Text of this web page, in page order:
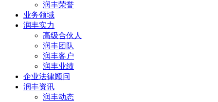
润丰荣誉
业务领域
润丰实力
高级合伙人
润丰团队
润丰客户
润丰业绩
企业法律顾问
润丰资讯
润丰动态